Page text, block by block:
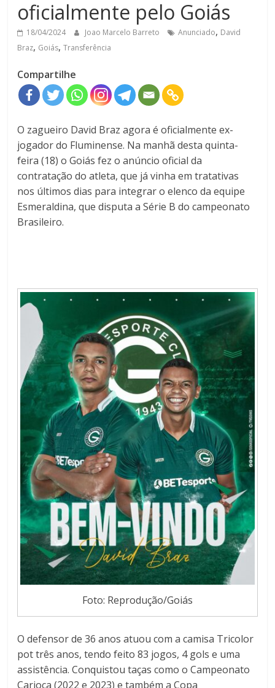
oficialmente pelo Goiás
18/04/2024 Joao Marcelo Barreto Anunciado, David
Braz, Goiás,Transferência
Compartilhe
O zagueiro David Braz agora é oficialmente ex-
jogador do Fluminense. Na manhã desta quinta-
feira (18) o Goiás fez o anúncio oficial da
contratação do atleta, que já vinha em tratativas
nos últimos dias para integrar o elenco da equipe
Esmeraldina, que disputa a Série B do campeonato
Brasileiro.
Foto: Reprodução/Goiás
O defensor de 36 anos atuou com a camisa Tricolor
pot três anos, tendo feito 83 jogos, 4 gols e uma
assistência. Conquistou taças como o Campeonato
Carioca (2022 e 2023) e também a Copa